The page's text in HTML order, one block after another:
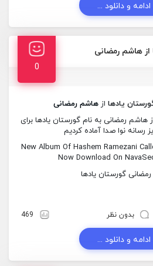
ادامه و دانلود ...
از هاشم رمضانی
0
یادها ازهاشم رمضانی
رمضانی به نام گورستان یادها برای
رسانه نوا صدا آماده کردیم
New Album Of Hashem Ramezani
Now Download On
بدون نظر 469
ادامه و دانلود ...